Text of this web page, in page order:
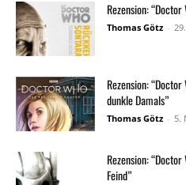
Rezension:
Thomas Götz -
Rezension:
dunkle Damals”
Thomas Götz - 5.
Rezension:
Feind”